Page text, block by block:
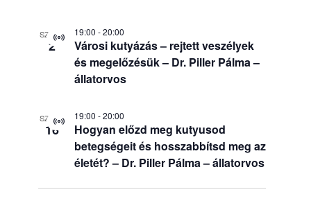
date.
List
events
SZEPT
2
Városi kutyázás – rejtett veszélyek
és megelőzésük – Dr. Piller Pálma –
állatorvos
Virtual
Esemény
19:00 -20:00
SZEPT
16
Hogyan előzd meg kutyusod
betegségeit és hosszabbítsd meg az
életét? – Dr. Piller Pálma – állatorvos
Virtual
Esemény
19:00 -20:00